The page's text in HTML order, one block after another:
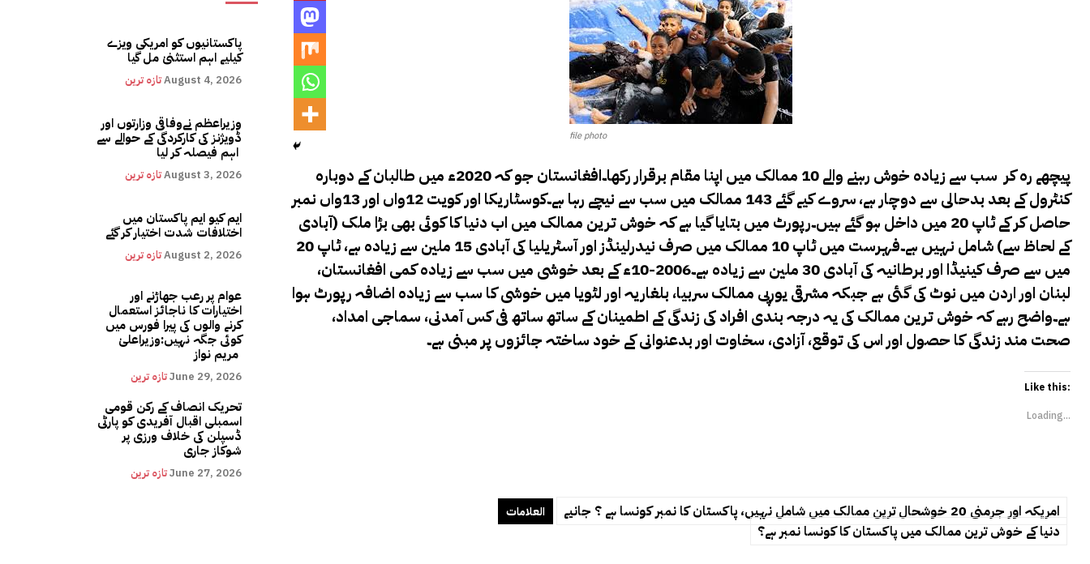
پاکستانیوں کو امریکی ویزے
کیلیے اہم استثنیٰ مل گیا
تازہ ترینAugust 4, 2026
وزیراعظم نےوفاقی وزارتوں اور
ڈویژنز کی کارکردگی کے حوالے سے
تازہ ترینAugust 3, 2026
ایم کیو ایم پاکستان میں
اختلافات شدت اختیار کر گئے
تازہ ترینAugust 2, 2026
عوام پر رعب جھاڑنے اور
اختیارات کا ناجائز استعمال
کرنے والوں کی پیرا فورس میں
کوئی جگہ نہیں:وزیراعلیٰ
تازہ ترینJune 29, 2026
تحریک انصاف کے رکن قومی
اسمبلی اقبال آفریدی کو پارٹی
ڈسپلن کی خلاف ورزی پر
شوکاز جاری
تازہ ترینJune 27, 2026
file photo
پیچھے رہ کر سب سے زیادہ خوش رہنے والے 10 ممالک میں اپنا مقام برقرار رکھا۔افغانستان جو کہ 2020ء میں طالبان کے دوبارہ
کنٹرول کے بعد بدحالی سے دوچار ہے، سروے کیے گئے 143 ممالک میں سب سے نیچے رہا ہے۔کوسٹاریکا اور کویت 12واں اور 13واں نمبر
حاصل کر کے ٹاپ 20 میں داخل ہو گئے ہیں۔رپورٹ میں بتایا گیا ہے کہ خوش ترین ممالک میں اب دنیا کا کوئی بھی بڑا ملک (آبادی
کے لحاظ سے) شامل نہیں ہے۔فہرست میں ٹاپ 10 ممالک میں صرف نیدرلینڈز اور آسٹریلیا کی آبادی 15 ملین سے زیادہ ہے، ٹاپ 20
میں سے صرف کینیڈا اور برطانیہ کی آبادی 30 ملین سے زیادہ ہے۔2006-10ء کے بعد خوشی میں سب سے زیادہ کمی افغانستان،
لبنان اور اردن میں نوٹ کی گئی ہے جبکہ مشرقی یورپی ممالک سربیا، بلغاریہ اور لٹویا میں خوشی کا سب سے زیادہ اضافہ رپورٹ ہوا
ہے۔واضح رہے کہ خوش ترین ممالک کی یہ درجہ بندی افراد کی زندگی کے اطمینان کے ساتھ ساتھ فی کس آمدنی، سماجی امداد،
صحت مند زندگی کا حصول اور اس کی توقع، آزادی، سخاوت اور بدعنوانی کے خود ساختہ جائزوں پر مبنی ہے۔
Like this:
Loading...
العلامات
امریکہ اور جرمنی 20 خوشحال ترین ممالک میں شامل نہیں، پاکستان کا نمبر کونسا ہے ؟ جانیے
دنیا کے خوش ترین ممالک میں پاکستان کا کونسا نمبر ہے؟